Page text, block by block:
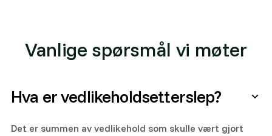
Vanlige spørsmål vi møter
Hva er vedlikeholdsetterslep?
Det er summen av vedlikehold som skulle vært gjort